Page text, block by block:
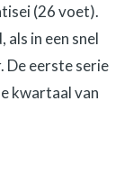
(26 voet).
als in een snel
De eerste serie
kwartaal van